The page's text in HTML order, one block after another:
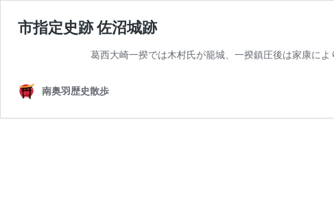
市指定史跡 佐沼城跡
葛西大崎一揆では木村氏が籠城、一揆鎮圧後は家康に
南奥羽歴史散歩